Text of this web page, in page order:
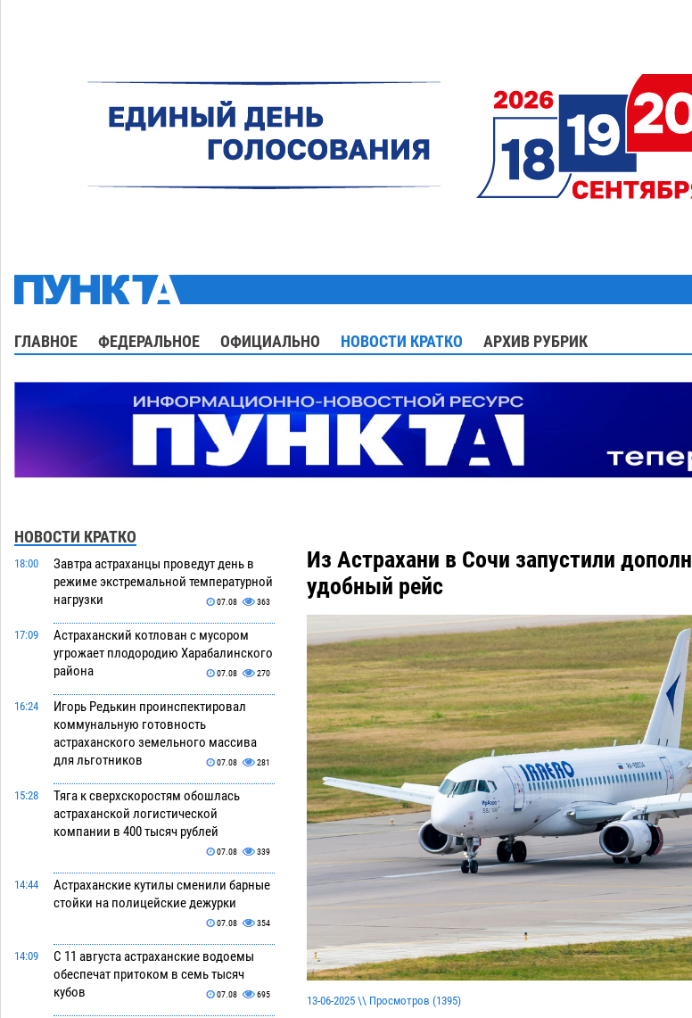
ГЛАВНОЕ ФЕДЕРАЛЬНОЕ ОФИЦИАЛЬНО НОВОСТИ КРАТКО АРХИВ РУБРИК
НОВОСТИ КРАТКО
18:00
Завтра астраханцы проведут день в
режиме экстремальной температурной
нагрузки
07.08 363
17:09
Астраханский котлован с мусором
угрожает плодородию Харабалинского
района
07.08 270
16:24
Игорь Редькин проинспектировал
коммунальную готовность
астраханского земельного массива
для льготников
07.08 281
15:28
Тяга к сверхскоростям обошлась
астраханской логистической
компании в 400 тысяч рублей
07.08 339
14:44
Астраханские кутилы сменили барные
стойки на полицейские дежурки
07.08 354
14:09
С 11 августа астраханские водоемы
обеспечат притоком в семь тысяч
кубов
07.08 695
Из Астрахани в Сочи запустили
удобный рейс
13-06-2025 \\ Просмотров (1395)